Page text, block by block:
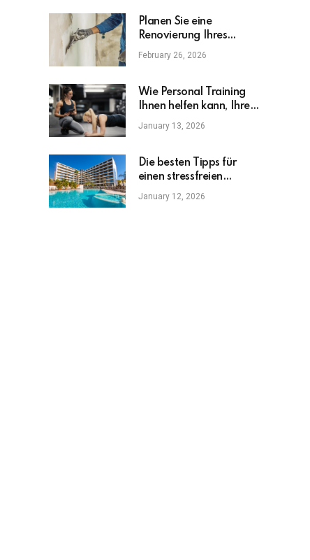
Planen Sie eine
Renovierung Ihres
Zuhauses? Verpassen
Sie diese wichtigen
February 26, 2026
Wie Personal Training
Ihnen helfen kann, Ihre
Fitnessziele zu erreichen
January 13, 2026
Die besten Tipps für
einen stressfreien
Familienurlaub
January 12, 2026